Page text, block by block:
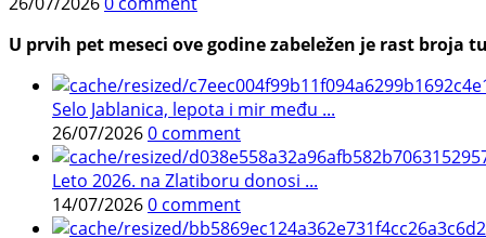
U prvih pet meseci ove godine zabeležen je rast
Selo Jablanica, lepota i mir među ...
26/07/20260 comment
Leto 2026. na Zlatiboru donosi ...
14/07/20260 comment